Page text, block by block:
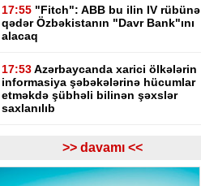
17:55 "Fitch": ABB bu ilin IV rübünə
qədər Özbəkistanın "Davr Bank"ını
alacaq
17:53 Azərbaycanda xarici ölkələrin
informasiya şəbəkələrinə hücumlar
etməkdə şübhəli bilinən şəxslər
saxlanılıb
Bakı və Zəngilanda yaşıllıqlar
qanunsuz kəsilib, təbiətə 83 840
manatlıq ziyan dəyib
>> davamı <<